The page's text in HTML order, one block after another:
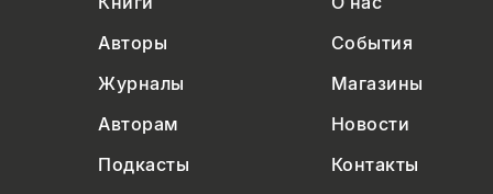
Авторы
События
Журналы
Магазины
Авторам
Новости
Подкасты
Контакты